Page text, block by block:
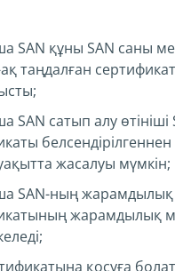
SAN құны SAN саны
таңдалған
SAN сатып алу өтініші
белсендірілгеннен
жасалуы мүмкін;
SAN-ның жарамдылық
жарамдылық
қосуға